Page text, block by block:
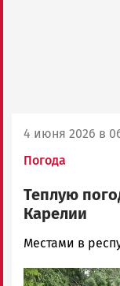
4 июня 2026 в
Погода
Теплую
Карелии
Ольга
Новости
Местами в
Image